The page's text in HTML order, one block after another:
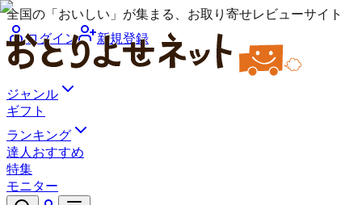
全国の「おいしい」が集まる、お取り寄せレビューサイト
ログイン
新規登録
ジャンル
ギフト
ランキング
達人おすすめ
特集
モニター